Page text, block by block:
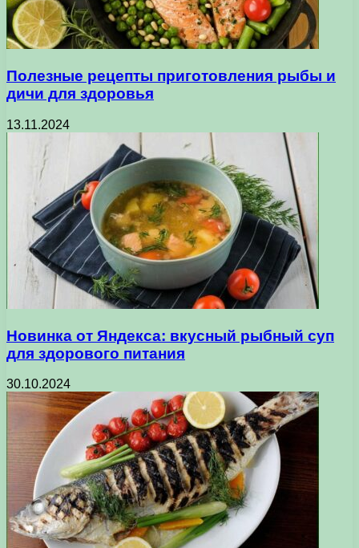
Полезные рецепты приготовления рыбы и
дичи для здоровья
13.11.2024
Новинка от Яндекса: вкусный рыбный суп
для здорового питания
30.10.2024